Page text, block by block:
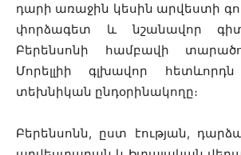
դարի առաջին կեսին արվեստի
փորձագետ և նշանավոր
Բերենսոնի համբավի
Մորելլիի գլխավոր
տեխնիկան ընդօրինակողը։
Բերենսոնն, ըստ էության,